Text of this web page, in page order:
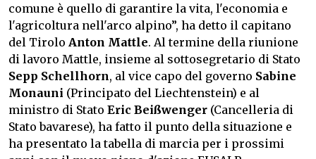
comune è quello di garantire la vita, l'economia e
l'agricoltura nell'arco alpino”, ha detto il capitano
del Tirolo Anton Mattle. Al termine della riunione
di lavoro Mattle, insieme al sottosegretario di Stato
Sepp Schellhorn, al vice capo del governo Sabine
Monauni (Principato del Liechtenstein) e al
ministro di Stato Eric Beißwenger (Cancelleria di
Stato bavarese), ha fatto il punto della situazione e
ha presentato la tabella di marcia per i prossimi